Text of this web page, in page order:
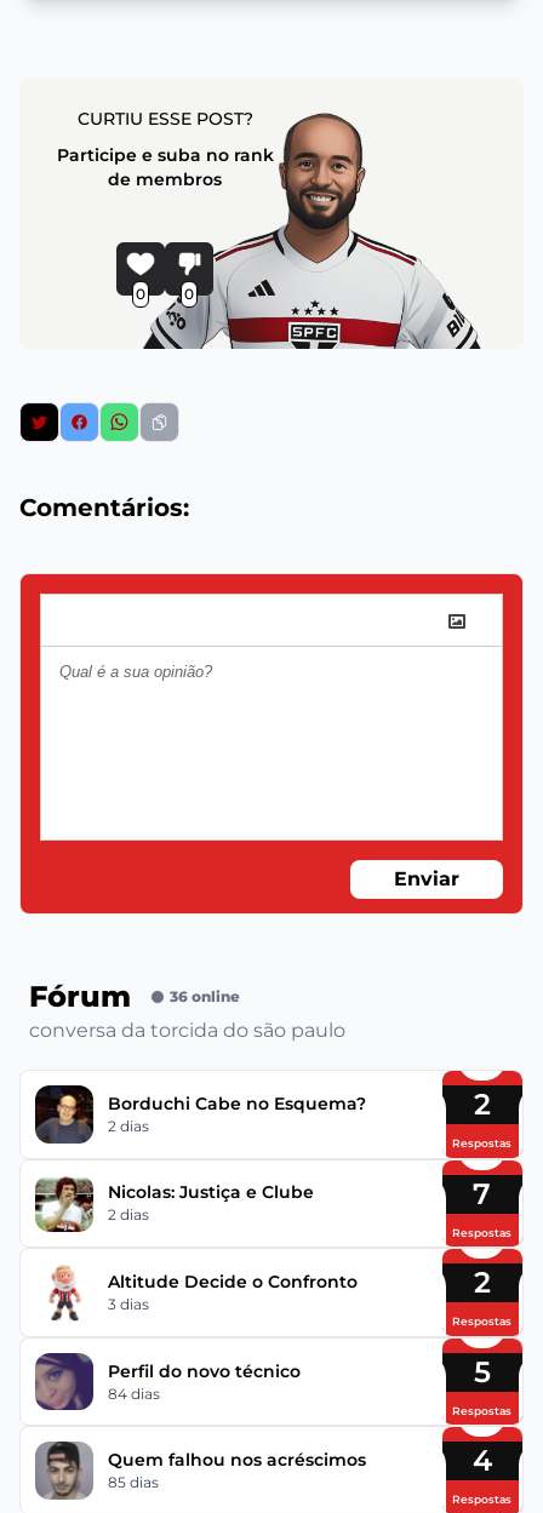
CURTIU ESSE POST?
Participe e suba no rank
de membros
0 0
Comentários:
Enviar
Fórum 36 online
conversa da torcida do são paulo
Borduchi Cabe no Esquema?
2 dias
2
Respostas
Nicolas: Justiça e Clube
2 dias
7
Respostas
Altitude Decide o Confronto
3 dias
2
Respostas
Perfil do novo técnico
84 dias
5
Respostas
Quem falhou nos acréscimos
85 dias
4
Respostas